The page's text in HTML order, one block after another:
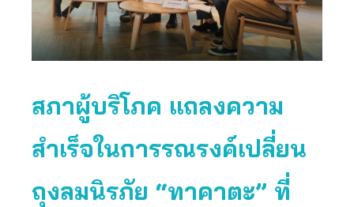
สภาผู้บริโภค แถลงความ
สำเร็จในการรณรงค์เปลี่ยน
ถุงลมนิรภัย “ทาคาตะ” ที่